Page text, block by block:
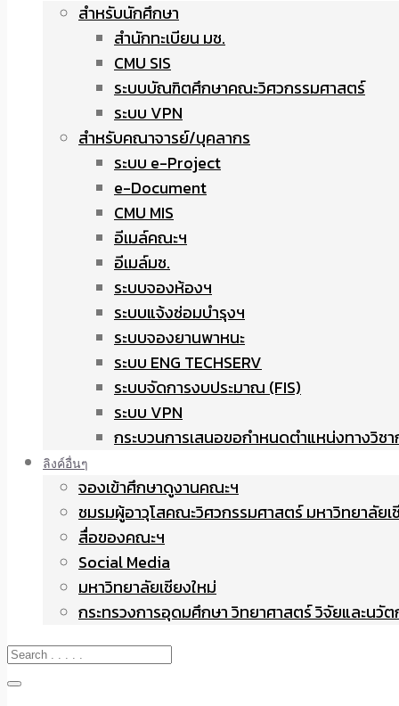
สำหรับนักศึกษา
สำนักทะเบียน มช.
CMU SIS
ระบบบัณฑิตศึกษาคณะวิศวกรรมศาสตร์
ระบบ VPN
สำหรับคณาจารย์/บุคลากร
ระบบ e-Project
e-Document
CMU MIS
อีเมล์คณะฯ
อีเมล์มช.
ระบบจองห้องฯ
ระบบแจ้งซ่อมบำรุงฯ
ระบบจองยานพาหนะ
ระบบ ENG TECHSERV
ระบบจัดการงบประมาณ (FIS)
ระบบ VPN
กระบวนการเสนอขอกำหนดตำแหน่งทางวิช
ลิงค์อื่นๆ
จองเข้าศึกษาดูงานคณะฯ
ชมรมผู้อาวุโสคณะวิศวกรรมศาสตร์ มหาวิทยาลัยเ
สื่อของคณะฯ
Social Media
มหาวิทยาลัยเชียงใหม่
กระทรวงการอุดมศึกษา วิทยาศาสตร์ วิจัยและนวั